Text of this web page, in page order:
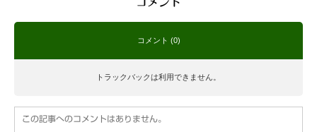
コメント (0)
トラックバックは利用できません。
この記事へのコメントはありません。